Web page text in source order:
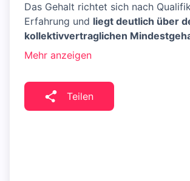
Das Gehalt richtet sich nach
Erfahrung und liegt deutlich über
kollektivvertraglichen
Mehr anzeigen
Teilen